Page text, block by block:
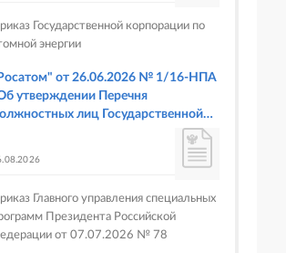
Государственной корпорации по
энергии
от 26.06.2026 № 1/16-НПА
утверждении Перечня
лиц Государственной
по атомной энергии
статьями 6.3, 8.1,
9.5 и 9.5.1, частью 3 статьи 9.16,
14.44, частью 1 статьи 19.4,
Главного управления специальных
Президента Российской
от 07.07.2026 № 78